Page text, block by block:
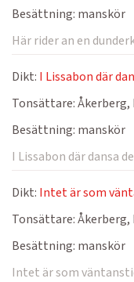
Besättning: manskör
Här rider an en
Dikt: I Lissabon där
Tonsättare:Åkerberg,
Besättning: manskör
I Lissabon där dansa
Dikt: Intet är som
Tonsättare:Åkerberg,
Besättning: manskör
Intet är som